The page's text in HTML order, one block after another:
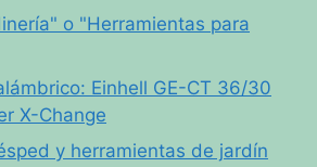
o "Herramientas para
Einhell GE-CT 36/30
X-Change
y herramientas de jardín